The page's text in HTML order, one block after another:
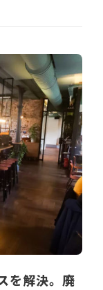
を解決。廃